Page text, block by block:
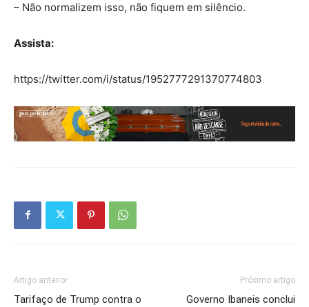
– Não normalizem isso, não fiquem em silêncio.
Assista:
https://twitter.com/i/status/1952777291370774803
Artigo anterior
Tarifaço de Trump contra o
Próximo artigo
Governo Ibaneis conclui